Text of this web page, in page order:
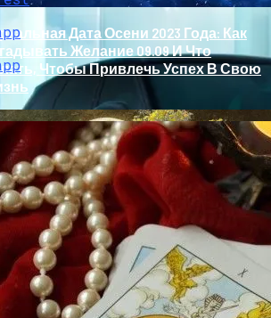
Дата Осени 2023 Года: Как
Желание 09.09 И Что
Чтобы Привлечь Успех В Свою